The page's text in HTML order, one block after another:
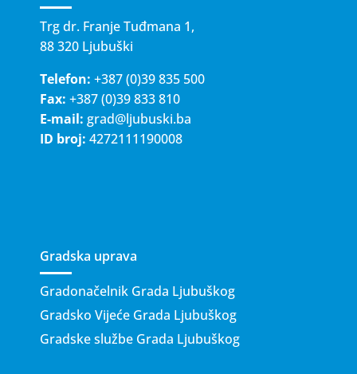
Trg dr. Franje Tuđmana 1,
88 320 Ljubuški
Telefon: +387 (0)39 835 500
Fax: +387 (0)39 833 810
E-mail: grad@ljubuski.ba
ID broj: 4272111190008
Gradska uprava
Gradonačelnik Grada Ljubuškog
Gradsko Vijeće Grada Ljubuškog
Gradske službe Grada Ljubuškog